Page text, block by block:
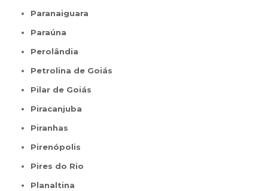
Paranaiguara
Paraúna
Perolândia
Petrolina de Goiás
Pilar de Goiás
Piracanjuba
Piranhas
Pirenópolis
Pires do Rio
Planaltina